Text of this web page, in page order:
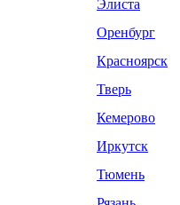
Элиста
Оренбург
Красноярск
Тверь
Кемерово
Иркутск
Тюмень